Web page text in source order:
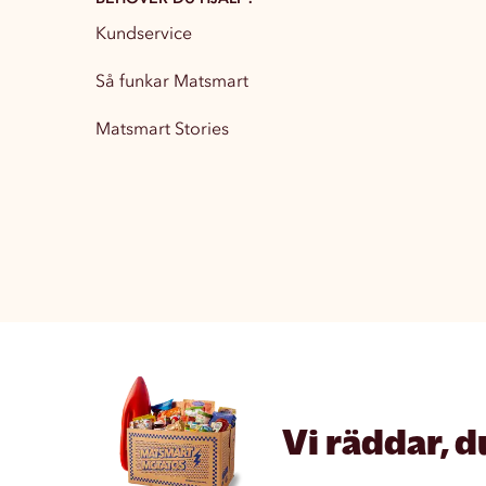
Partytillbehör
Kundservice
Så funkar Matsmart
Matsmart Stories
Vi räddar,